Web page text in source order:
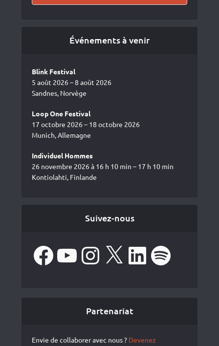
Événements à venir
Blink Festival
5 août 2026 – 8 août 2026
Sandnes, Norvège
Loop One Festival
17 octobre 2026 – 18 octobre 2026
Munich, Allemagne
Individuel Hommes
26 novembre 2026 à 16 h 10 min – 17 h 10 min
Kontiolahti, Finlande
Suivez-nous
Facebook Instagram LinkedIn Spotify
Partenariat
Envie de collaborer avec nous ? Devenez